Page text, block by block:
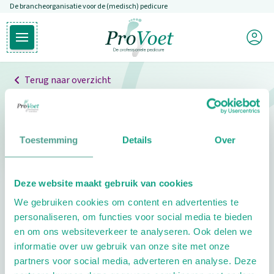
Toestemming Details Over
Deze website maakt gebruik van cookies
We gebruiken cookies om content en advertenties te
personaliseren, om functies voor social media te bieden
en om ons websiteverkeer te analyseren. Ook delen we
informatie over uw gebruik van onze site met onze
partners voor social media, adverteren en analyse. Deze
Overslaan en naar de inhoud gaan
De brancheorganisatie voor de (medisch) pedicure
Open hoofdmenu
Ga naar de homepagina
Mijn
Terug naar overzicht
Professionals
Pedicure niet gevonden
pedicure.